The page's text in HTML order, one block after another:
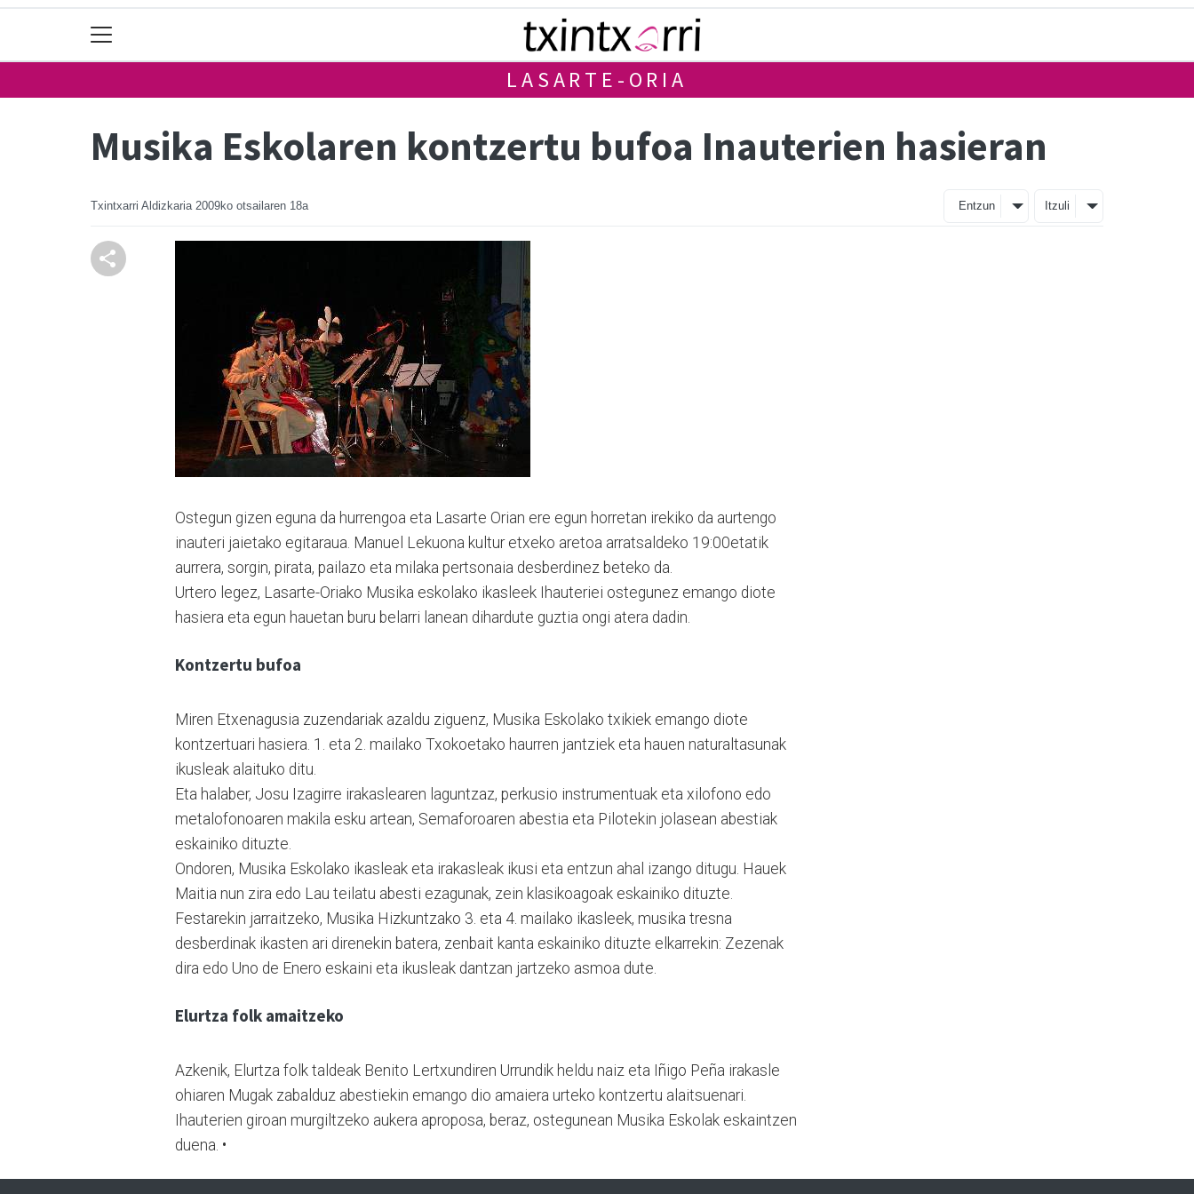
LASARTE-ORIA
Musika Eskolaren kontzertu bufoa Inauterien hasieran
Txintxarri Aldizkaria 2009ko otsailaren 18a Entzun Itzuli
Ostegun gizen eguna da hurrengoa eta Lasarte Orian ere egun horretan irekiko da aurtengo
inauteri jaietako egitaraua. Manuel Lekuona kultur etxeko aretoa arratsaldeko 19:00etatik
aurrera, sorgin, pirata, pailazo eta milaka pertsonaia desberdinez beteko da.
Urtero legez, Lasarte-Oriako Musika eskolako ikasleek Ihauteriei ostegunez emango diote
hasiera eta egun hauetan buru belarri lanean dihardute guztia ongi atera dadin.
Kontzertu bufoa
Miren Etxenagusia zuzendariak azaldu ziguenz, Musika Eskolako txikiek emango diote
kontzertuari hasiera. 1. eta 2. mailako Txokoetako haurren jantziek eta hauen naturaltasunak
ikusleak alaituko ditu.
Eta halaber, Josu Izagirre irakaslearen laguntzaz, perkusio instrumentuak eta xilofono edo
metalofonoaren makila esku artean, Semaforoaren abestia eta Pilotekin jolasean abestiak
eskainiko dituzte.
Ondoren, Musika Eskolako ikasleak eta irakasleak ikusi eta entzun ahal izango ditugu. Hauek
Maitia nun zira edo Lau teilatu abesti ezagunak, zein klasikoagoak eskainiko dituzte.
Festarekin jarraitzeko, Musika Hizkuntzako 3. eta 4. mailako ikasleek, musika tresna
desberdinak ikasten ari direnekin batera, zenbait kanta eskainiko dituzte elkarrekin: Zezenak
dira edo Uno de Enero eskaini eta ikusleak dantzan jartzeko asmoa dute.
Elurtza folk amaitzeko
Azkenik, Elurtza folk taldeak Benito Lertxundiren Urrundik heldu naiz eta Iñigo Peña irakasle
ohiaren Mugak zabalduz abestiekin emango dio amaiera urteko kontzertu alaitsuenari.
Ihauterien giroan murgiltzeko aukera aproposa, beraz, ostegunean Musika Eskolak eskaintzen
duena. •